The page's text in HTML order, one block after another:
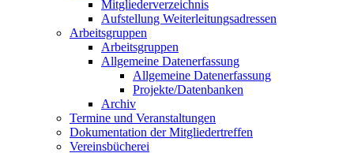
Mitgliederverzeichnis
Aufstellung Weiterleitungsadressen
Arbeitsgruppen
Arbeitsgruppen
Allgemeine Datenerfassung
Allgemeine Datenerfassung
Projekte/Datenbanken
Archiv
Termine und Veranstaltungen
Dokumentation der Mitgliedertreffen
Vereinsbücherei